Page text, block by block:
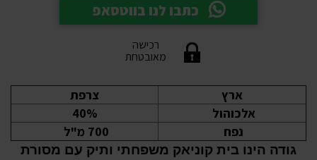
כתבו לנו בווטסאפ
רכישה
מאובטחת
ארץ
צרפת
אלכוהול
40%
נפח
700 מ"ל
גודה הינו בית קוניאק משפחתי ותיק עם מסורת